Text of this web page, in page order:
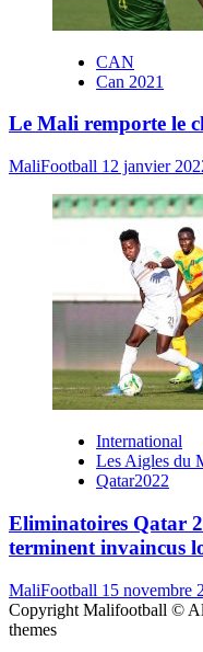
CAN
Can 2021
Le Mali remporte le
MaliFootball 12 janvier
International
Les Aigles du
Qatar2022
Eliminatoires Qatar
terminent invaincus
MaliFootball 15 novembre
Copyright Malifootball ©
themes